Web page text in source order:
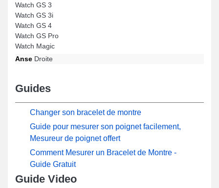
Watch GS 3
Watch GS 3i
Watch GS 4
Watch GS Pro
Watch Magic
Anse Droite
Guides
Changer son bracelet de montre
Guide pour mesurer son poignet facilement,
Mesureur de poignet offert
Comment Mesurer un Bracelet de Montre -
Guide Gratuit
Guide Video